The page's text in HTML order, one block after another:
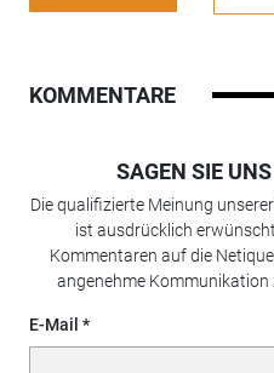
KOMMENTARE
SAGEN SIE
Die qualifizierte Meinung
ist ausdrücklich
Kommentaren auf die
angenehme Kommunikation
E-Mail